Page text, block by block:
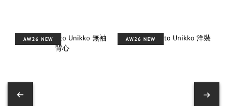
AW26 NEW AW26 NEW